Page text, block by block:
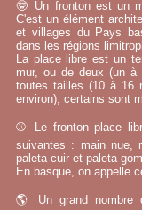
🤓 Un fronton est un
C'est un élément
et villages du Pays
dans les régions
La place libre est un
mur, ou de deux (un à
toutes tailles (10 à 16
environ), certains sont
⚾ Le fronton place
suivantes : main nue,
paleta cuir et paleta
En basque, on appelle
🌎 Un grand nombre